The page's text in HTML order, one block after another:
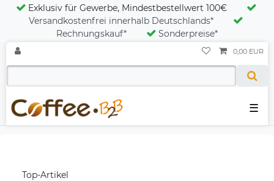
Exklusiv für Gewerbe, Mindestbestellwert 100€
Versandkostenfrei innerhalb Deutschlands*
Rechnungskauf*
Sonderpreise*
☰
0,00 EUR
Top-Artikel